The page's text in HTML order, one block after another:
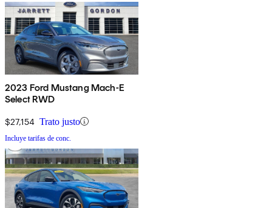
2023 Ford Mustang Mach-E
Select RWD
$27,154 Trato justo
Incluye tarifas de conc.